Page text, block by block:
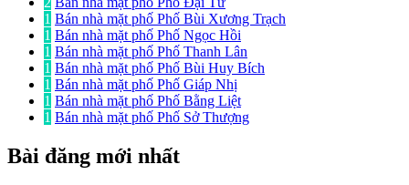
1 Bán nhà mặt phố Phố Bùi Xương Trạch
1 Bán nhà mặt phố Phố Ngọc Hồi
1 Bán nhà mặt phố Phố Thanh Lân
1 Bán nhà mặt phố Phố Bùi Huy Bích
1 Bán nhà mặt phố Phố Giáp Nhị
1 Bán nhà mặt phố Phố Bằng Liệt
1 Bán nhà mặt phố Phố Sở Thượng
Bài đăng mới nhất